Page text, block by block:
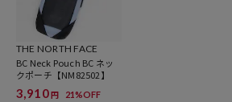
THE NORTH FACE
BC Neck Pouch BC ネッ
クポーチ【NM82502】
3,910円 21%OFF